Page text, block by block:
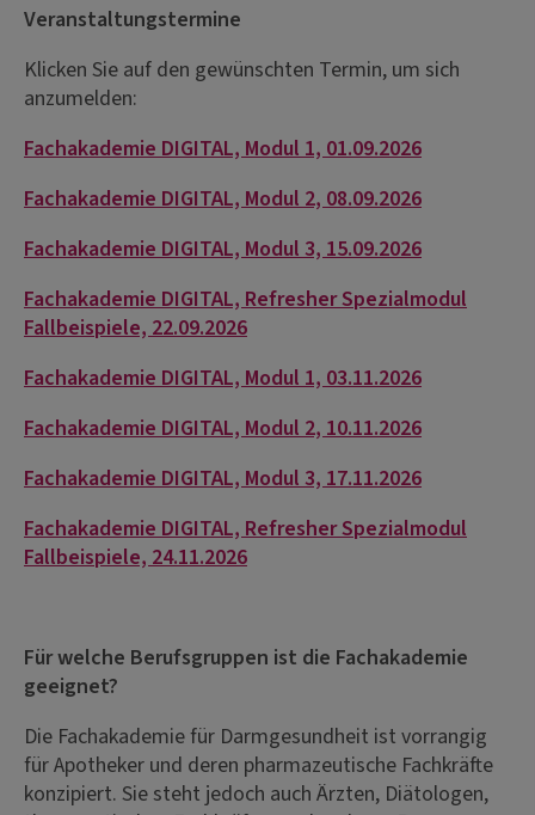
Veranstaltungstermine
Klicken Sie auf den gewünschten Termin, um sich
anzumelden:
Fachakademie DIGITAL, Modul 1, 01.09.2026
Fachakademie DIGITAL, Modul 2, 08.09.2026
Fachakademie DIGITAL, Modul 3, 15.09.2026
Fachakademie DIGITAL, Refresher Spezialmodul
Fallbeispiele, 22.09.2026
Fachakademie DIGITAL, Modul 1, 03.11.2026
Fachakademie DIGITAL, Modul 2, 10.11.2026
Fachakademie DIGITAL, Modul 3, 17.11.2026
Fachakademie DIGITAL, Refresher Spezialmodul
Fallbeispiele, 24.11.2026
Für welche Berufsgruppen ist die Fachakademie
geeignet?
Die Fachakademie für Darmgesundheit ist vorrangig
für Apotheker und deren pharmazeutische Fachkräfte
konzipiert. Sie steht jedoch auch Ärzten, Diätologen,